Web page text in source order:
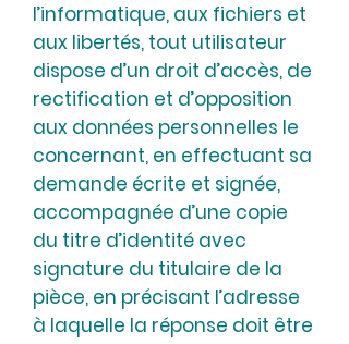
l’informatique, aux fichiers et
aux libertés, tout utilisateur
dispose d’un droit d’accès, de
rectification et d’opposition
aux données personnelles le
concernant, en effectuant sa
demande écrite et signée,
accompagnée d’une copie
du titre d’identité avec
signature du titulaire de la
pièce, en précisant l’adresse
à laquelle la réponse doit être